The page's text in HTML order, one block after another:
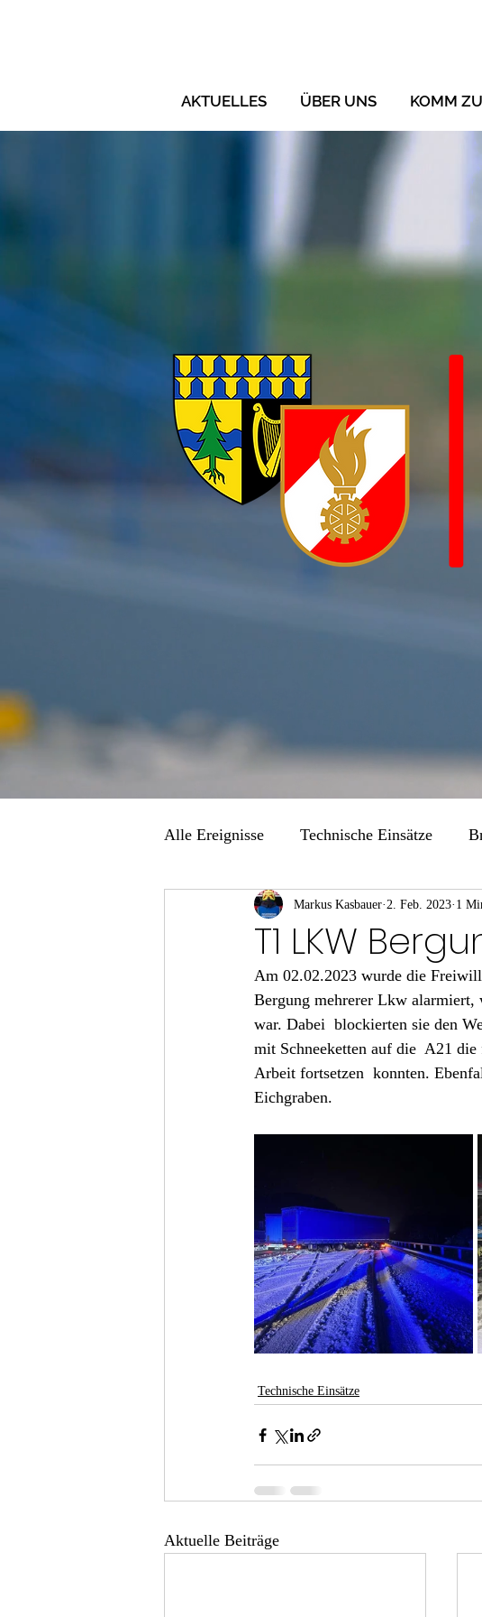
AKTUELLES ÜBER UNS KOMM
Alle Ereignisse Technische Einsätze
Übungen
T1 LKW
Markus Kasbauer 2. Feb. 2023 1
Am 02.02.2023 wurde die
Bergung mehrerer Lkw alarmiert,
war. Dabei  blockierten sie den
mit Schneeketten auf die  A21
Arbeit fortsetzen  konnten.
Eichgraben.
Technische Einsätze
Aktuelle Beiträge